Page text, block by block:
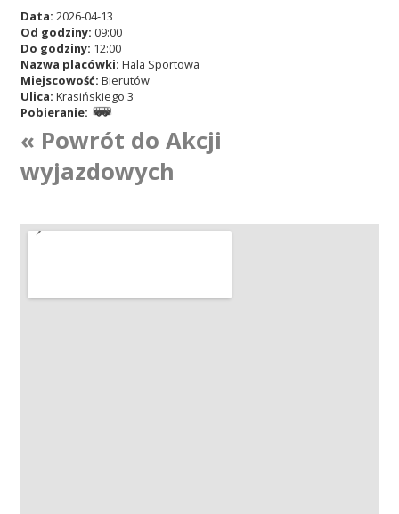
RCKiK
Akcje wyjazdowe
Krwiodawcy
Szpitale
Data: 2026-04-13
Od godziny: 09:00
Do godziny: 12:00
Nazwa placówki: Hala Sportowa
Miejscowość: Bierutów
Ulica: Krasińskiego 3
Pobieranie:
« Powrót do Akcji
wyjazdowych